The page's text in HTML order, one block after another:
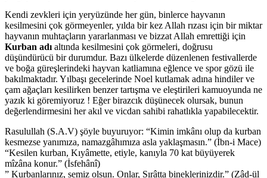
Kendi zevkleri için yeryüzünde her gün, binlerce hayvanın
kesilmesini çok görmeyenler, yılda bir kez Allah rızası için bir miktar
hayvanın muhtaçların yararlanması ve bizzat Allah emrettiği için
Kurban adı altında kesilmesini çok görmeleri, doğrusu
düşündürücü bir durumdur. Bazı ülkelerde düzenlenen festivallerde
ve boğa güreşlerindeki hayvan katliamına eğlence ve spor gözü ile
bakılmaktadır. Yılbaşı gecelerinde Noel kutlamak adına hindiler ve
çam ağaçları kesilirken benzer tartışma ve eleştirileri kamuoyunda ne
yazık ki göremiyoruz ! Eğer birazcık düşünecek olursak, bunun
değerlendirmesini her akıl ve vicdan sahibi rahatlıkla yapabilecektir.
Rasulullah (S.A.V) şöyle buyuruyor: “Kimin imkânı olup da kurban
kesmezse yanımıza, namazgâhımıza asla yaklaşmasın.” (İbn-i Mace)
“Kesilen kurban, Kıyâmette, etiyle, kanıyla 70 kat büyüyerek
mîzâna konur.” (İsfehânî)
” Kurbanlarınız, semiz olsun. Onlar, Sırâtta bineklerinizdir.” (Zâd-ül